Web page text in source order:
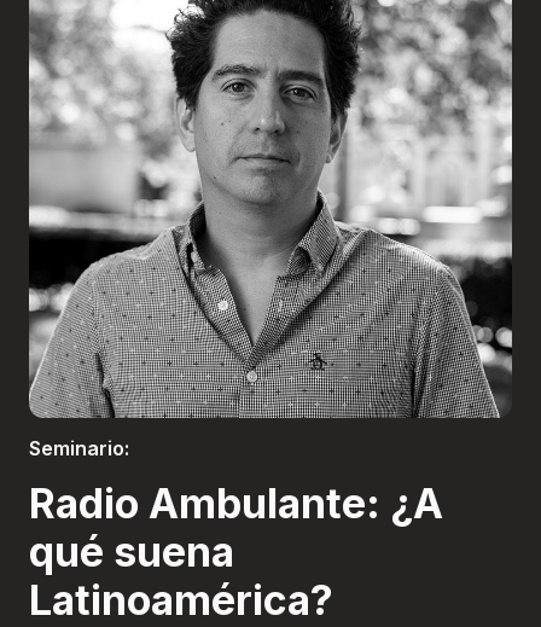
Archivo
Inscribir
Boletería
Seminario:
Radio Ambulante: ¿A
qué suena
Latinoamérica?